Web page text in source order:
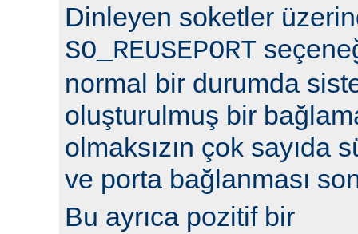
Dinleyen soketler
SO_REUSEPORT
normal bir durumda
oluşturulmuş bir
olmaksızın çok sayıda
ve porta bağlanması
Bu ayrıca pozitif bir